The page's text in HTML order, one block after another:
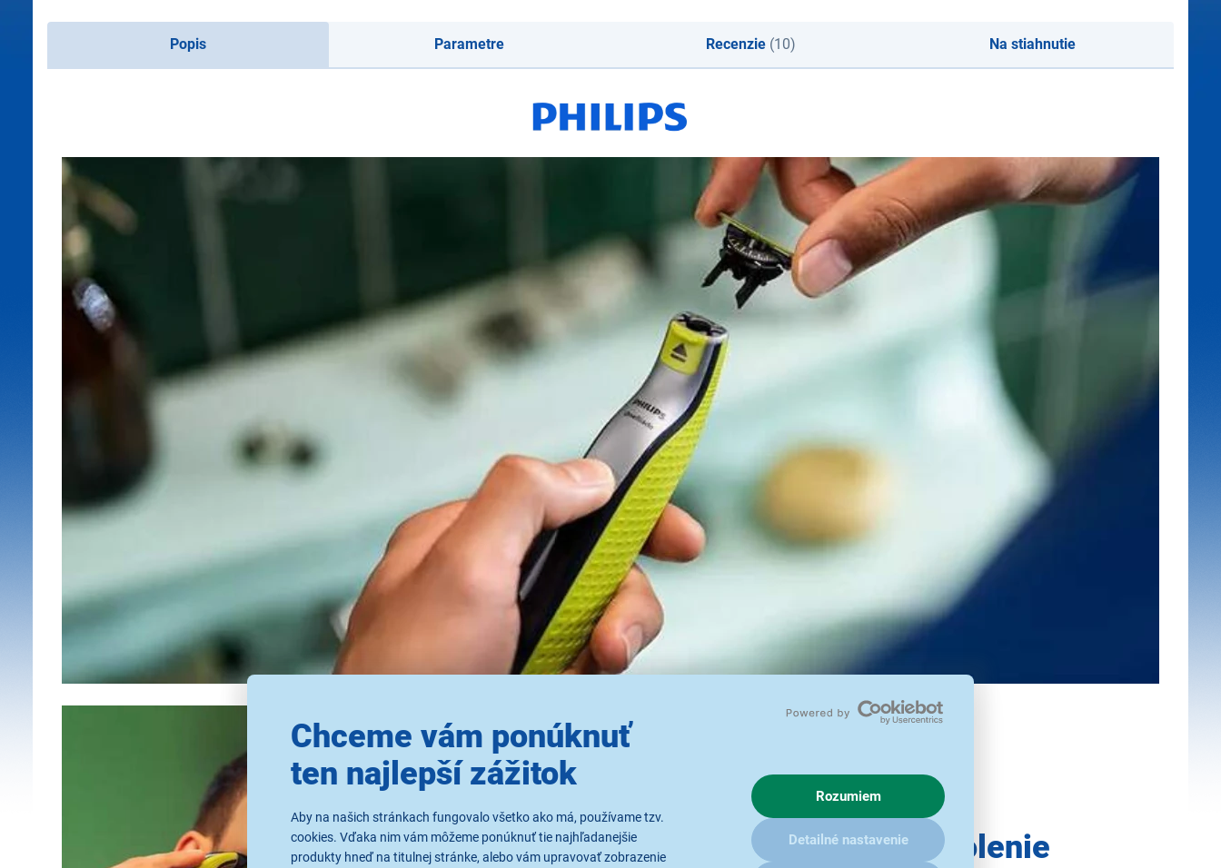
Chceme vám ponúknuť
ten najlepší zážitok
Aby na našich stránkach fungovalo všetko ako má, používame tzv.
cookies. Vďaka nim vám môžeme ponúknuť tie najhľadanejšie
produkty hneď na titulnej stránke, alebo vám upravovať zobrazenie
Rozumiem
Detailné nastavenie
Popis Parametre Recenzie (10) Na stiahnutie
Vždy hladké oholenie